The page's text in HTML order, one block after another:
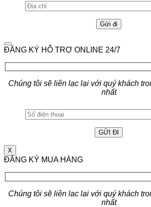
ĐĂNG KÝ HỖ TRỢ ONLINE 24/7
Chúng tôi sẽ liên lạc lại với quý khách
nhất
X
ĐĂNG KÝ MUA HÀNG
Chúng tôi sẽ liên lạc lại với quý khách
nhất